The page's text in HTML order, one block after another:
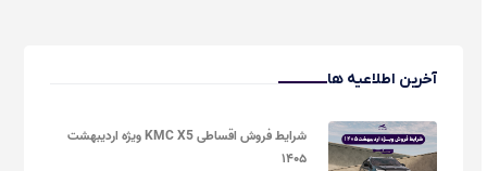
آخرین اطلاعیه ها
شرایط فروش اقساطی KMC X5 ویژه اردیبهشت
۱۴۰۵